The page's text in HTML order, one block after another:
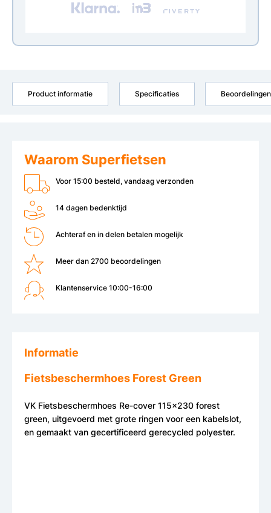
Product informatie Specificaties Beoordelingen
Waarom Superfietsen
Voor 15:00 besteld, vandaag verzonden
14 dagen bedenktijd
Achteraf en in delen betalen mogelijk
Meer dan 2700 beoordelingen
Klantenservice 10:00-16:00
Informatie
Fietsbeschermhoes Forest Green
VK Fietsbeschermhoes Re-cover 115x230 forest
green, uitgevoerd met grote ringen voor een kabelslot,
en gemaakt van gecertificeerd gerecycled polyester.